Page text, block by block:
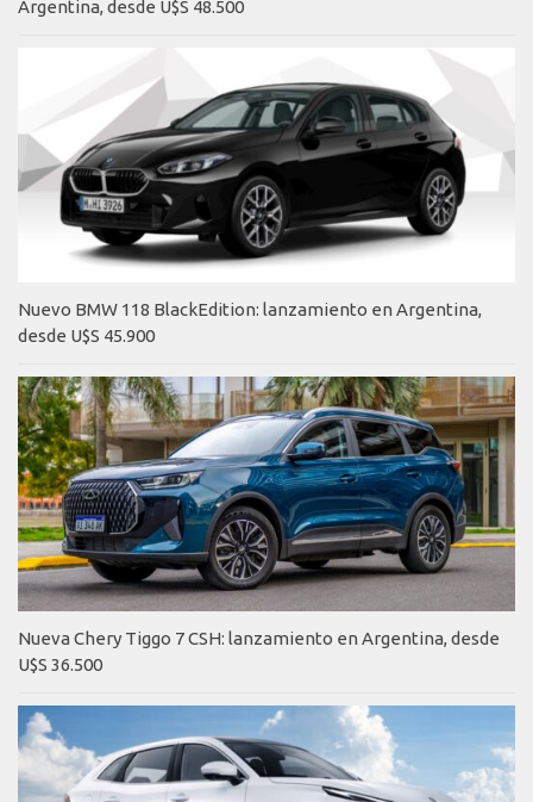
Argentina, desde U$S 48.500
Nuevo BMW 118 BlackEdition: lanzamiento en Argentina,
desde U$S 45.900
Nueva Chery Tiggo 7 CSH: lanzamiento en Argentina, desde
U$S 36.500